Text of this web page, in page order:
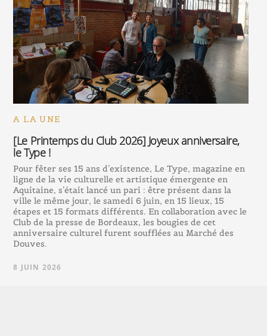
A LA UNE
[Le Printemps du Club 2026] Joyeux anniversaire,
le Type !
Pour fêter ses 15 ans d’existence, Le Type, magazine en
ligne de la vie culturelle et artistique émergente en
Aquitaine, s’était lancé un pari : être présent dans la
ville le même jour, le samedi 6 juin, en 15 lieux, 15
étapes et 15 formats différents. En collaboration avec le
Club de la presse de Bordeaux, les bougies de cet
anniversaire culturel furent soufflées au Marché des
Douves.
8 JUIN 2026